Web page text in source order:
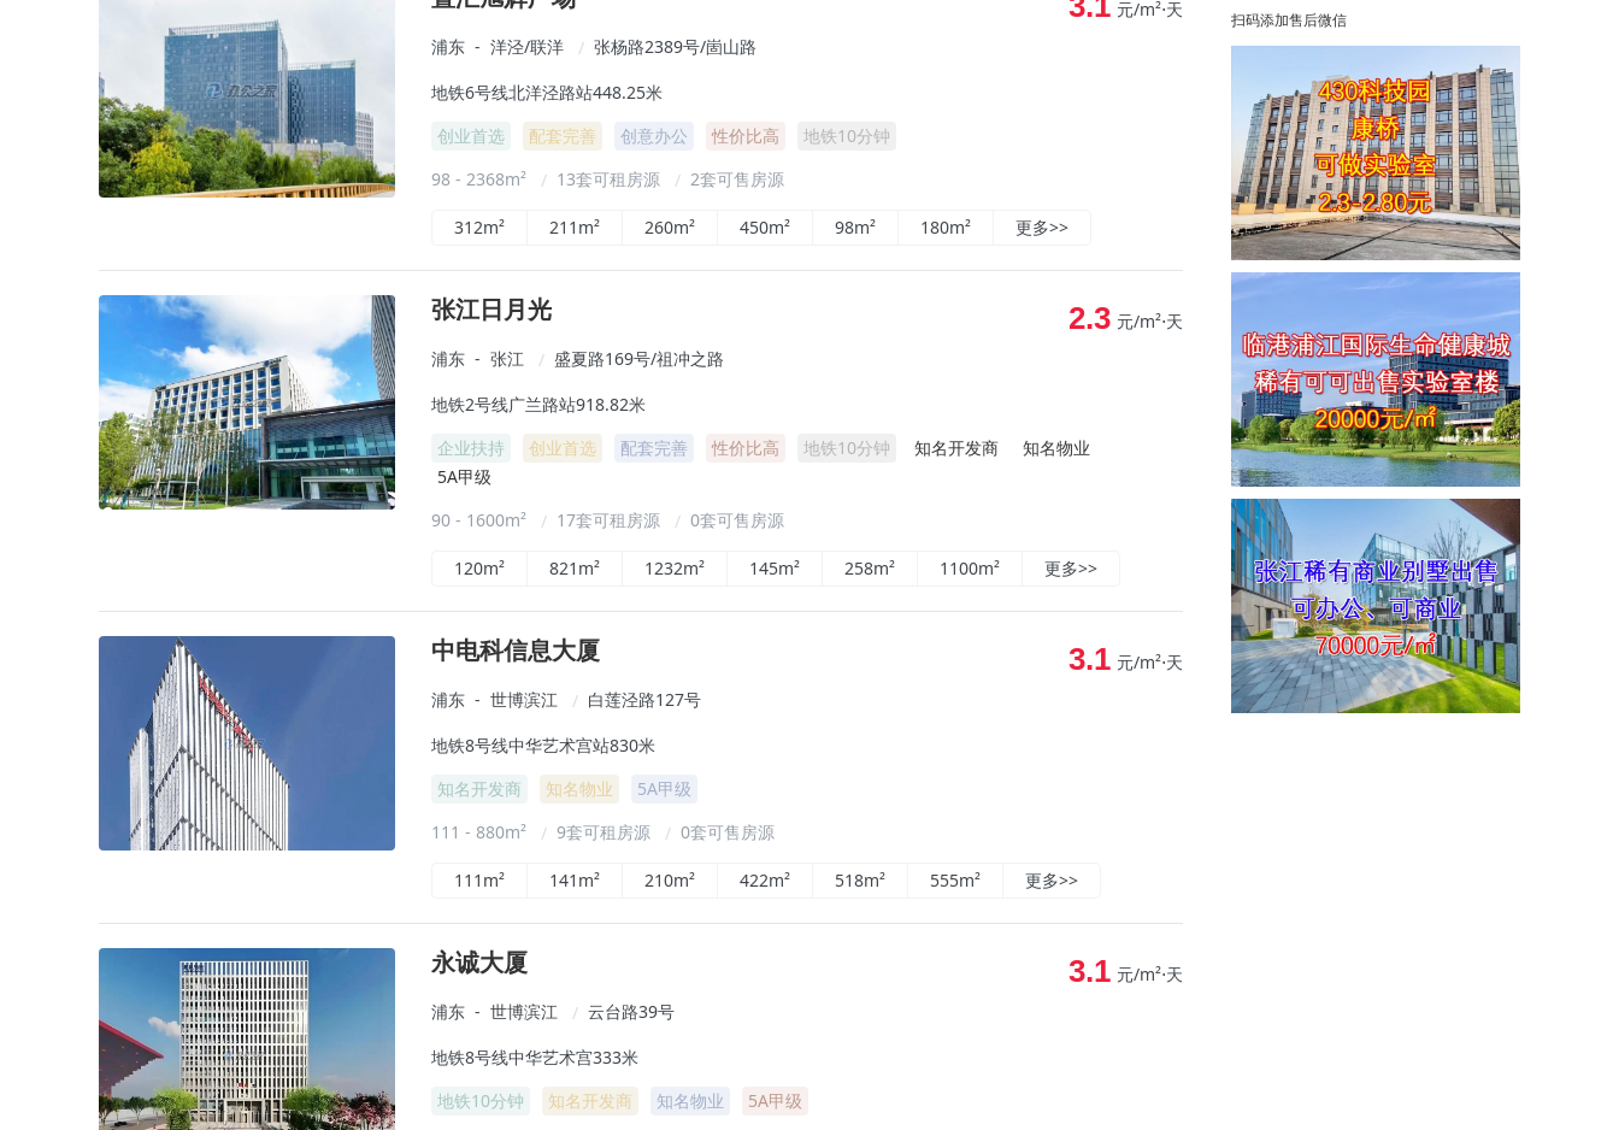
浦东 - 洋泾/联洋 / 张杨路2389号/崮山路
地铁6号线北洋泾路站448.25米
创业首选
配套完善 创意办公 性价比高
地铁10分钟
98 - 2368m²
/ 13套可租房源 / 2套可售房源
元/m²⋅天
312m² 211m² 260m² 450m² 98m² 180m² 更多>>
张江日月光
浦东 - 张江 / 盛夏路169号/祖冲之路
地铁2号线广兰路站918.82米
企业扶持
创业首选 配套完善 性价比高 地铁10分钟 知名开发商
知名物业
5A甲级
90 - 1600m²
/ 17套可租房源 / 0套可售房源
2.3 元/m²⋅天
120m² 821m² 1232m² 145m² 258m² 1100m² 更多>>
中电科信息大厦
浦东 - 世博滨江 / 白莲泾路127号
地铁8号线中华艺术宫站830米
知名开发商
知名物业
5A甲级
111 - 880m²
/ 9套可租房源 / 0套可售房源
3.1 元/m²⋅天
111m² 141m² 210m² 422m² 518m² 555m² 更多>>
永诚大厦
浦东 - 世博滨江 / 云台路39号
地铁8号线中华艺术宫333米
地铁10分钟
知名开发商 知名物业
5A甲级
3.1 元/m²⋅天
扫码添加售后微信